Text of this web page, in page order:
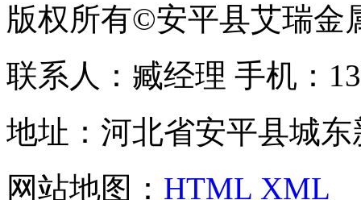
版权所有©安平县艾瑞金
联系人：臧经理 手机：
地址：河北省安平县城
网站地图： HTML XML